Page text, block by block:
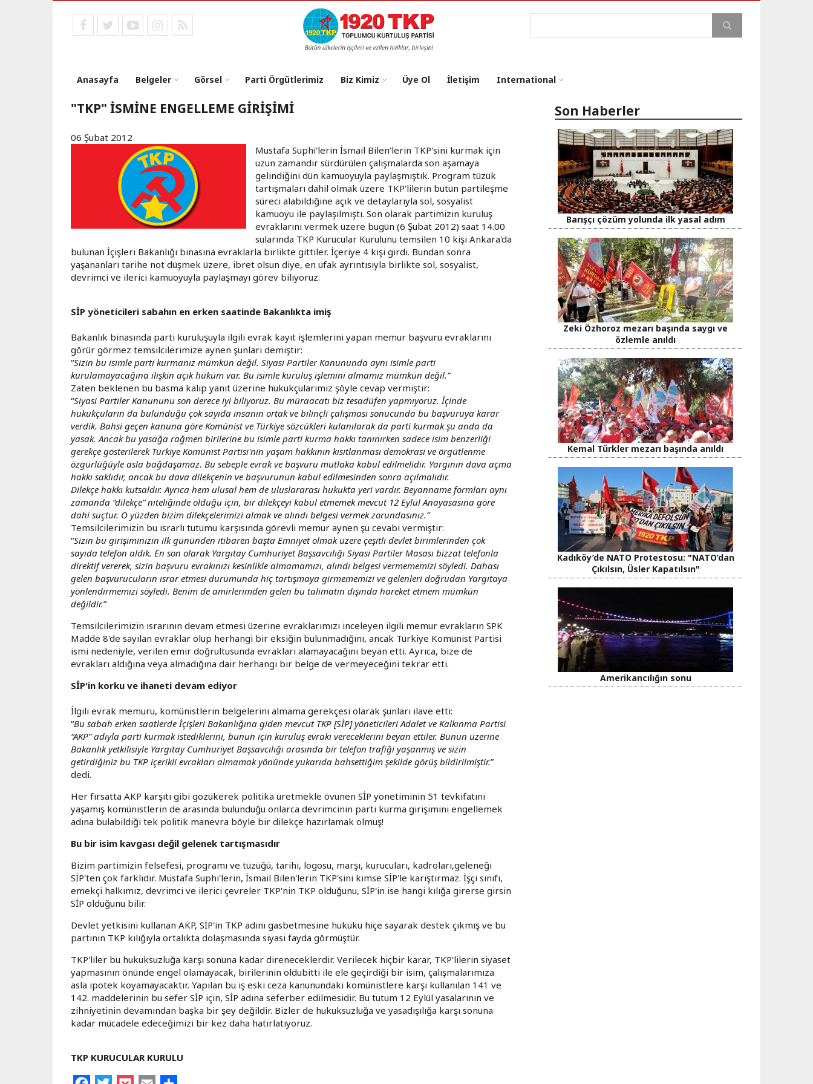
facebooktwitteryoutubeinstagram
RSS
Ara
Anasayfa Belgeler Görsel Parti Örgütlerimiz Biz Kimiz Üye Ol İletişim International
"TKP" İSMİNE ENGELLEME GİRİŞİMİ
06 Şubat 2012
Mustafa Suphi'lerin İsmail Bilen'lerin TKP'sini kurmak için
uzun zamandır sürdürülen çalışmalarda son aşamaya
gelindiğini dün kamuoyuyla paylaşmıştık. Program tüzük
tartışmaları dahil olmak üzere TKP'lilerin bütün partileşme
süreci alabildiğine açık ve detaylarıyla sol, sosyalist
kamuoyu ile paylaşılmıştı. Son olarak partimizin kuruluş
evraklarını vermek üzere bugün (6 Şubat 2012) saat 14.00
sularında TKP Kurucular Kurulunu temsilen 10 kişi Ankara'da
bulunan İçişleri Bakanlığı binasına evraklarla birlikte gittiler. İçeriye 4 kişi girdi. Bundan sonra
yaşananları tarihe not düşmek üzere, ibret olsun diye, en ufak ayrıntısıyla birlikte sol, sosyalist,
devrimci ve ilerici kamuoyuyla paylaşmayı görev biliyoruz.
SİP yöneticileri sabahın en erken saatinde Bakanlıkta imiş
Bakanlık binasında parti kuruluşuyla ilgili evrak kayıt işlemlerini yapan memur başvuru evraklarını
görür görmez temsilcilerimize aynen şunları demiştir:
“Sizin bu isimle parti kurmanız mümkün değil. Siyasi Partiler Kanununda aynı isimle parti
kurulamayacağına ilişkin açık hüküm var. Bu isimle kuruluş işlemini almamız mümkün değil.”
Zaten beklenen bu basma kalıp yanıt üzerine hukukçularımız şöyle cevap vermiştir:
“Siyasi Partiler Kanununu son derece iyi biliyoruz. Bu müraacatı biz tesadüfen yapmıyoruz. İçinde
hukukçuların da bulunduğu çok sayıda insanın ortak ve bilinçli çalışması sonucunda bu başvuruya karar
verdik. Bahsi geçen kanuna göre Komünist ve Türkiye sözcükleri kulanılarak da parti kurmak şu anda da
yasak. Ancak bu yasağa rağmen birilerine bu isimle parti kurma hakkı tanınırken sadece isim benzerliği
gerekçe gösterilerek Türkiye Komünist Partisi'nin yaşam hakkının kısıtlanması demokrasi ve örgütlenme
özgürlüğüyle asla bağdaşamaz. Bu sebeple evrak ve başvuru mutlaka kabul edilmelidir. Yargının dava açma
hakkı saklıdır, ancak bu dava dilekçenin ve başvurunun kabul edilmesinden sonra açılmalıdır.
Dilekçe hakkı kutsaldır. Ayrıca hem ulusal hem de uluslararası hukukta yeri vardır. Beyanname formları aynı
zamanda “dilekçe” niteliğinde olduğu için, bir dilekçeyi kabul etmemek mevcut 12 Eylül Anayasasına göre
dahi suçtur. O yüzden bizim dilekçelerimizi almak ve alındı belgesi vermek zorundasınız.”
Temsilcilerimizin bu ısrarlı tutumu karşısında görevli memur aynen şu cevabı vermiştir:
“Sizin bu girişiminizin ilk gününden itibaren başta Emniyet olmak üzere çeşitli devlet birimlerinden çok
sayıda telefon aldık. En son olarak Yargıtay Cumhuriyet Başsavcılığı Siyasi Partiler Masası bizzat telefonla
direktif vererek, sizin başvuru evrakınızı kesinlikle almamamızı, alındı belgesi vermememizi söyledi. Dahası
gelen başvurucuların ısrar etmesi durumunda hiç tartışmaya girmememizi ve gelenleri doğrudan Yargıtaya
yönlendirmemizi söyledi. Benim de amirlerimden gelen bu talimatın dışında hareket etmem mümkün
değildir.”
Temsilcilerimizin ısrarının devam etmesi üzerine evraklarımızı inceleyen ilgili memur evrakların SPK
Madde 8'de sayılan evraklar olup herhangi bir eksiğin bulunmadığını, ancak Türkiye Komünist Partisi
ismi nedeniyle, verilen emir doğrultusunda evrakları alamayacağını beyan etti. Ayrıca, bize de
evrakları aldığına veya almadığına dair herhangi bir belge de vermeyeceğini tekrar etti.
SİP'in korku ve ihaneti devam ediyor
İlgili evrak memuru, komünistlerin belgelerini almama gerekçesi olarak şunları ilave etti:
“Bu sabah erken saatlerde İçişleri Bakanlığına giden mevcut TKP [SİP] yöneticileri Adalet ve Kalkınma Partisi
“AKP”adıyla parti kurmak istediklerini, bunun için kuruluş evrakı vereceklerini beyan ettiler. Bunun üzerine
Bakanlık yetkilisiyle Yargıtay Cumhuriyet Başsavcılığı arasında bir telefon trafiği yaşanmış ve sizin
getirdiğiniz bu TKP içerikli evrakları almamak yönünde yukarıda bahsettiğim şekilde görüş bildirilmiştir.”
dedi.
Her fırsatta AKP karşıtı gibi gözükerek politika üretmekle övünen SİP yönetiminin 51 tevkifatını
yaşamış komünistlerin de arasında bulunduğu onlarca devrimcinin parti kurma girişimini engellemek
adına bulabildiği tek politik manevra böyle bir dilekçe hazırlamak olmuş!
Bu bir isim kavgası değil gelenek tartışmasıdır
Bizim partimizin felsefesi, programı ve tüzüğü, tarihi, logosu, marşı, kurucuları, kadroları,geleneği
SİP'ten çok farklıdır. Mustafa Suphi'lerin, İsmail Bilen'lerin TKP'sini kimse SİP'le karıştırmaz. İşçi sınıfı,
emekçi halkımız, devrimci ve ilerici çevreler TKP'nin TKP olduğunu, SİP'in ise hangi kılığa girerse girsin
SİP olduğunu bilir.
Devlet yetkisini kullanan AKP, SİP'in TKP adını gasbetmesine hukuku hiçe sayarak destek çıkmış ve bu
partinin TKP kılığıyla ortalıkta dolaşmasında siyasi fayda görmüştür.
TKP'liler bu hukuksuzluğa karşı sonuna kadar direneceklerdir. Verilecek hiçbir karar, TKP'lilerin siyaset
yapmasının önünde engel olamayacak, birilerinin oldubitti ile ele geçirdiği bir isim, çalışmalarımıza
asla ipotek koyamayacaktır. Yapılan bu iş eski ceza kanunundaki komünistlere karşı kullanılan 141 ve
142. maddelerinin bu sefer SİP için, SİP adına seferber edilmesidir. Bu tutum 12 Eylül yasalarının ve
zihniyetinin devamından başka bir şey değildir. Bizler de hukuksuzluğa ve yasadışılığa karşı sonuna
kadar mücadele edeceğimizi bir kez daha hatırlatıyoruz.
TKP KURUCULAR KURULU
Son Haberler
Barışçı çözüm yolunda ilk yasal adım
Zeki Özhoroz mezarı başında saygı ve
özlemle anıldı
Kemal Türkler mezarı başında anıldı
Kadıköy’de NATO Protestosu: "NATO’dan
Çıkılsın, Üsler Kapatılsın"
Amerikancılığın sonu